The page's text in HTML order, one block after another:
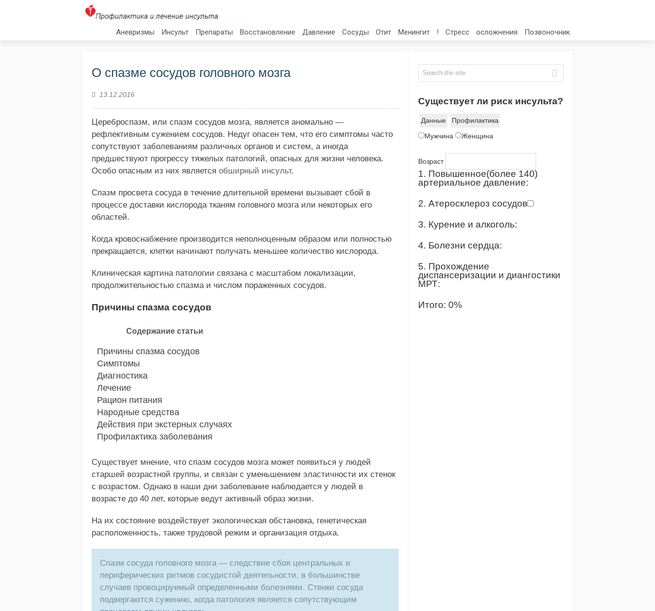
Аневризмы Инсульт Препараты Восстановление Давление Сосуды Отит Менингит ! Стресс осложнения Позвоночник
О спазме сосудов головного мозга
13.12.2016
Цереброспазм, или спазм сосудов мозга, является аномально —
рефлективным сужением сосудов. Недуг опасен тем, что его симптомы часто
сопутствуют заболеваниям различных органов и систем, а иногда
предшествуют прогрессу тяжелых патологий, опасных для жизни человека.
Особо опасным из них является обширный инсульт.
Спазм просвета сосуда в течение длительной времени вызывает сбой в
процессе доставки кислорода тканям головного мозга или некоторых его
областей.
Когда кровоснабжение производится неполноценным образом или полностью
прекращается, клетки начинают получать меньшее количество кислорода.
Клиническая картина патологии связана с масштабом локализации,
продолжительностью спазма и числом пораженных сосудов.
Причины спазма сосудов
Содержание статьи
Причины спазма сосудов
Симптомы
Диагностика
Лечение
Рацион питания
Народные средства
Действия при экстерных случаях
Профилактика заболевания
Существует мнение, что спазм сосудов мозга может появиться у людей
старшей возрастной группы, и связан с уменьшением эластичности их стенок
с возрастом. Однако в наши дни заболевание наблюдается у людей в
возрасте до 40 лет, которые ведут активный образ жизни.
На их состояние воздействует экологическая обстановка, генетическая
расположенность, также трудовой режим и организация отдыха.
Спазм сосуда головного мозга — следствие сбоя центральных и
периферических ритмов сосудистой деятельности, в большинстве
случаев провоцируемый определенными болезнями. Стенки сосуда
подвергаются сужению, когда патология является сопутствующим
Существует ли риск инсульта?
Данные
Профилактика
Мужчина
Женщина
Возраст
1. Повышенное(более 140)
артериальное давление:
2. Атеросклероз сосудов
3. Курение и алкоголь:
4. Болезни сердца:
5. Прохождение
диспансеризации и диангостики
МРТ:
Итого:0%